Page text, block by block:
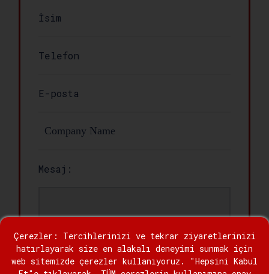
Mesaj:
Çerezler: Tercihlerinizi ve tekrar ziyaretlerinizi
hatırlayarak size en alakalı deneyimi sunmak için
web sitemizde çerezler kullanıyoruz. "Hepsini Kabul